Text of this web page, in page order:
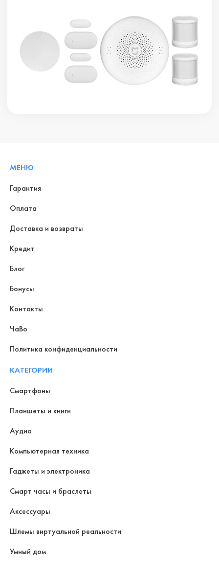
МЕНЮ
Гарантия
Оплата
Доставка и возвраты
Кредит
Блог
Бонусы
Контакты
ЧаВо
Политика конфиденциальности
КАТЕГОРИИ
Смартфоны
Планшеты и книги
Аудио
Компьютерная техника
Гаджеты и электроника
Смарт часы и браслеты
Аксессуары
Шлемы виртуальной реальности
Умный дом